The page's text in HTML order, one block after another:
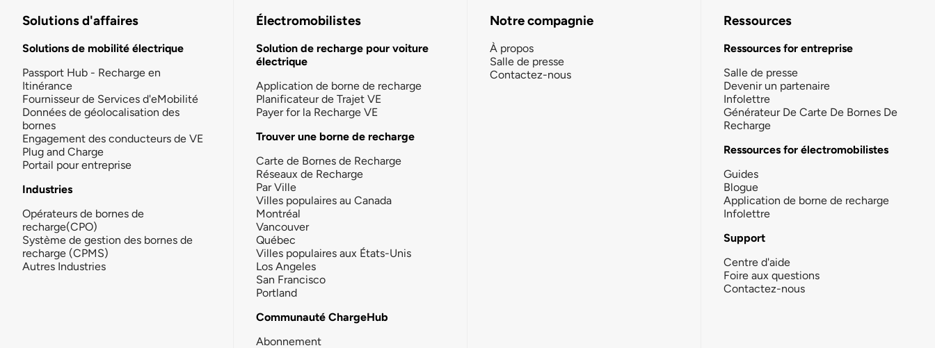
Solutions d'affaires
Solutions de mobilité électrique
Passport Hub - Recharge en
Itinérance
Fournisseur de Services d'eMobilité
Données de géolocalisation des
bornes
Engagement des conducteurs de VE
Plug and Charge
Portail pour entreprise
Industries
Opérateurs de bornes de
recharge(CPO)
Système de gestion des bornes de
recharge (CPMS)
Autres Industries
Électromobilistes
Solution de recharge pour voiture
électrique
Application de borne de recharge
Planificateur de Trajet VE
Payer for la Recharge VE
Trouver une borne de recharge
Carte de Bornes de Recharge
Réseaux de Recharge
Par Ville
Villes populaires au Canada
Montréal
Vancouver
Québec
Villes populaires aux États-Unis
Los Angeles
San Francisco
Portland
Communauté ChargeHub
Abonnement
Notre compagnie
À propos
Salle de presse
Contactez-nous
Ressources
Ressources for entreprise
Salle de presse
Devenir un partenaire
Infolettre
Générateur De Carte De Bornes De
Recharge
Ressources for électromobilistes
Guides
Blogue
Application de borne de recharge
Infolettre
Support
Centre d'aide
Foire aux questions
Contactez-nous